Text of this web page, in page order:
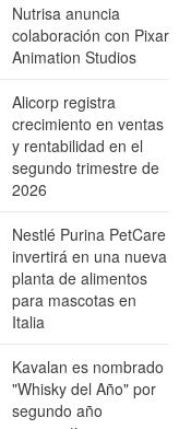
Nutrisa anuncia
colaboración con Pixar
Animation Studios
Alicorp registra
crecimiento en ventas
y rentabilidad en el
segundo trimestre de
2026
Nestlé Purina PetCare
invertirá en una nueva
planta de alimentos
para mascotas en
Italia
Kavalan es nombrado
"Whisky del Año" por
segundo año